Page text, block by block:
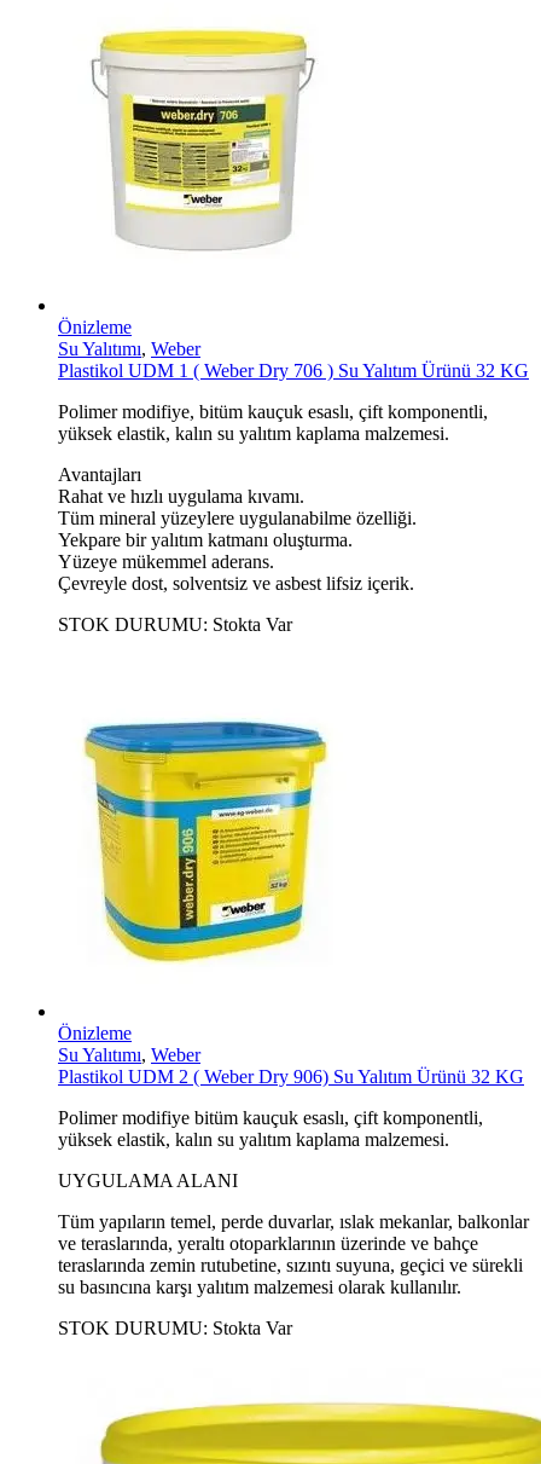
Önizleme
Su Yalıtımı, Weber
Plastikol UDM 1 ( Weber Dry 706 ) Su Yalıtım Ürünü 32 KG
Polimer modifiye, bitüm kauçuk esaslı, çift komponentli,
yüksek elastik, kalın su yalıtım kaplama malzemesi.
Avantajları
Rahat ve hızlı uygulama kıvamı.
Tüm mineral yüzeylere uygulanabilme özelliği.
Yekpare bir yalıtım katmanı oluşturma.
Yüzeye mükemmel aderans.
Çevreyle dost, solventsiz ve asbest lifsiz içerik.
STOK DURUMU: Stokta Var
Önizleme
Su Yalıtımı, Weber
Plastikol UDM 2 ( Weber Dry 906) Su Yalıtım Ürünü 32 KG
Polimer modifiye bitüm kauçuk esaslı, çift komponentli,
yüksek elastik, kalın su yalıtım kaplama malzemesi.
UYGULAMA ALANI
Tüm yapıların temel, perde duvarlar, ıslak mekanlar, balkonlar
ve teraslarında, yeraltı otoparklarının üzerinde ve bahçe
teraslarında zemin rutubetine, sızıntı suyuna, geçici ve sürekli
su basıncına karşı yalıtım malzemesi olarak kullanılır.
STOK DURUMU: Stokta Var